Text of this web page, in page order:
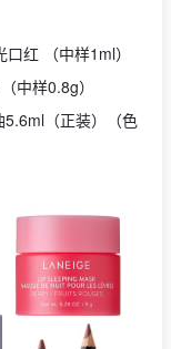
红 （中样1ml）
中样0.8g）
（正装）（色